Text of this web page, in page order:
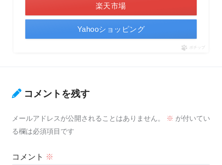
楽天市場
Yahooショッピング
ポチップ
コメントを残す
メールアドレスが公開されることはありません。 ※ が付いてい
る欄は必須項目です
コメント ※